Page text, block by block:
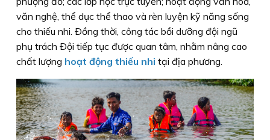
văn nghệ, thể dục thể thao và rèn luyện kỹ năng sống
cho thiếu nhi. Ðồng thời, công tác bồi dưỡng đội ngũ
phụ trách Ðội tiếp tục được quan tâm, nhằm nâng cao
chất lượng hoạt động thiếu nhi tại địa phương.